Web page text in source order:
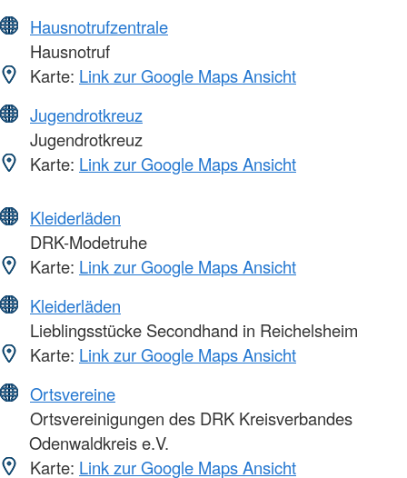
Hausnotrufzentrale
Hausnotruf
Karte: Link zur Google Maps Ansicht
Jugendrotkreuz
Jugendrotkreuz
Karte: Link zur Google Maps Ansicht
Kleiderläden
DRK-Modetruhe
Karte: Link zur Google Maps Ansicht
Kleiderläden
Lieblingsstücke Secondhand in Reichelsheim
Karte: Link zur Google Maps Ansicht
Ortsvereine
Ortsvereinigungen des DRK Kreisverbandes
Odenwaldkreis e.V.
Karte: Link zur Google Maps Ansicht